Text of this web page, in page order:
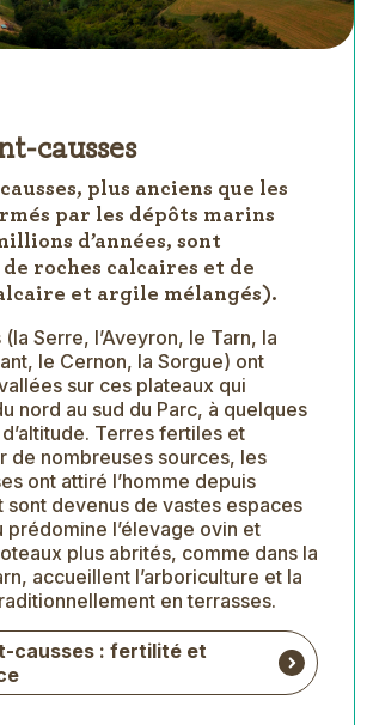
causses
plus anciens que les
par les dépôts marins
d’années, sont
roches calcaires et de
et argile mélangés).
Serre, l’Aveyron, le Tarn, la
le Cernon, la Sorgue) ont
sur ces plateaux qui
nord au sud du Parc, à quelques
Terres fertiles et
de nombreuses sources, les
ont attiré l’homme depuis
sont devenus de vastes espaces
prédomine l’élevage ovin et
plus abrités, comme dans la
accueillent l’arboriculture et la
en terrasses.
causses : fertilité et